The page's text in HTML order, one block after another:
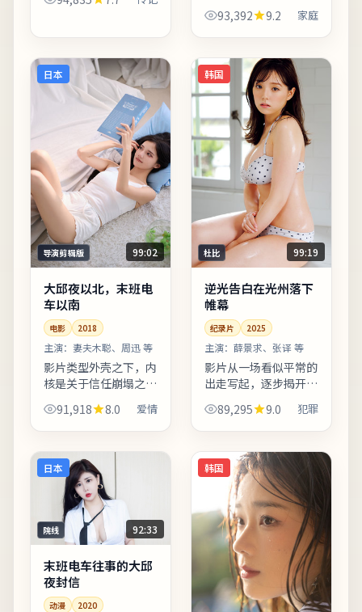
辑节奏偏慢性，适合愿
半。整体来看，这是一
部类型...
近「都市寓言」。配乐
以低频弦乐打底，高潮
绪克制而有后劲。剧情
信息与人物关系可在二
刷时...
93,392 9.2 家庭
日本
导演剪辑版 99:02
大邱夜以北，末班电
车以南
电影 2018
主演： 妻夫木聪、周迅 等
影片类型外壳之下，内
核是关于信任崩塌之后
如何重建日常秩序。亲
情线处理含蓄，几场餐
迎在观影记录里写下你
的解读：同一故事，允
许多...
91,918 8.0 爱情
韩国
杜比 99:19
逆光告白在光州落下
帷幕
纪录片 2025
主演： 薛景求、张译 等
影片从一场看似平常的
出走写起，逐步揭开人
物之间的隐秘牵绊。结
局留白开放式处理，适
伸讨论。上线之后口碑
分化属正常现象，建议
亲自...
89,295 9.0 犯罪
日本
院线 92:33
末班电车往事的大邱
夜封信
动漫 2020
韩国